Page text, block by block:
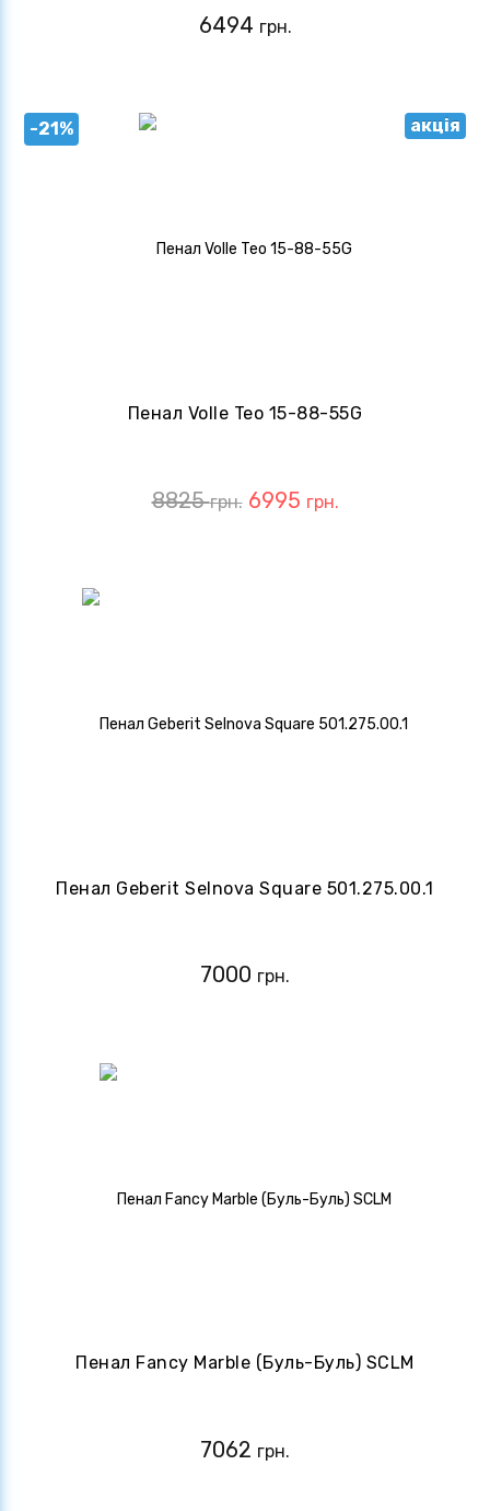
6494 грн.
-21% акція
Пенал Volle Teo 15-88-55G
8825грн. 6995 грн.
Пенал Geberit Selnova Square 501.275.00.1
7000 грн.
Пенал Fancy Marble (Буль-Буль) SCLM
7062 грн.